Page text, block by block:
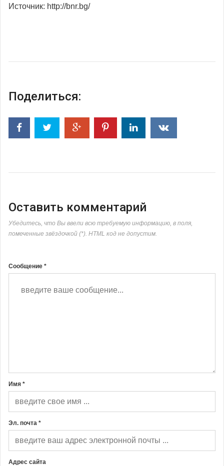
Источник: http://bnr.bg/
Поделиться:
Оставить комментарий
Убедитесь, что Вы ввели всю требуемую информацию, в поля,
помеченные звёздочкой (*). HTML код не допустим.
Сообщение *
Имя *
Эл. почта *
Адрес сайта